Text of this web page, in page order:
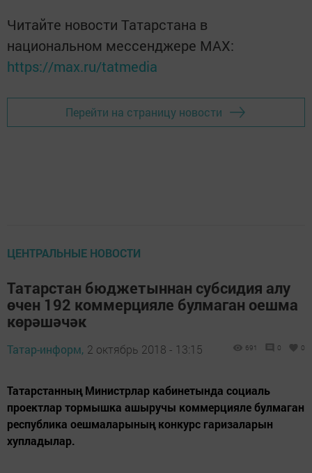
Читайте новости Татарстана в
национальном мессенджере MАХ:
https://max.ru/tatmedia
Перейти на страницу новости
ЦЕНТРАЛЬНЫЕ НОВОСТИ
Татарстан бюджетыннан субсидия алу
өчен 192 коммерцияле булмаган оешма
көрәшәчәк
Татар-информ, 2 октябрь 2018 - 13:15 691 0 0
Татарстанның Министрлар кабинетында социаль
проектлар тормышка ашыручы коммерцияле булмаган
республика оешмаларының конкурс гаризаларын
хупладылар.